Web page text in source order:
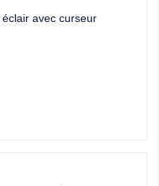
avec curseur